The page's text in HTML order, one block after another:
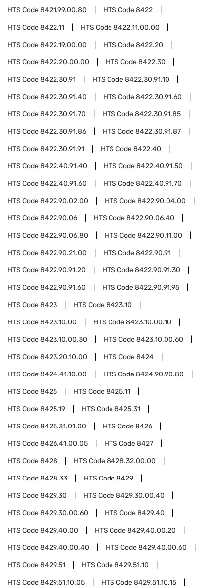
HTS Code8421.99.00.80 HTS Code8422
HTS Code8422.11 HTS Code8422.11.00.00
HTS Code8422.19.00.00 HTS Code8422.20
HTS Code8422.20.00.00 HTS Code8422.30
HTS Code8422.30.91 HTS Code8422.30.91.10
HTS Code8422.30.91.40 HTS Code8422.30.91.60
HTS Code8422.30.91.70 HTS Code8422.30.91.85
HTS Code8422.30.91.86 HTS Code8422.30.91.87
HTS Code8422.30.91.91 HTS Code8422.40
HTS Code8422.40.91.40 HTS Code8422.40.91.50
HTS Code8422.40.91.60 HTS Code8422.40.91.70
HTS Code8422.90.02.00 HTS Code8422.90.04.00
HTS Code8422.90.06 HTS Code8422.90.06.40
HTS Code8422.90.06.80 HTS Code8422.90.11.00
HTS Code8422.90.21.00 HTS Code8422.90.91
HTS Code8422.90.91.20 HTS Code8422.90.91.30
HTS Code8422.90.91.60 HTS Code8422.90.91.95
HTS Code8423 HTS Code8423.10
HTS Code8423.10.00 HTS Code8423.10.00.10
HTS Code8423.10.00.30 HTS Code8423.10.00.60
HTS Code8423.20.10.00 HTS Code8424
HTS Code8424.41.10.00 HTS Code8424.90.90.80
HTS Code8425 HTS Code8425.11
HTS Code8425.19 HTS Code8425.31
HTS Code8425.31.01.00 HTS Code8426
HTS Code8426.41.00.05 HTS Code8427
HTS Code8428 HTS Code8428.32.00.00
HTS Code8428.33 HTS Code8429
HTS Code8429.30 HTS Code8429.30.00.40
HTS Code8429.30.00.60 HTS Code8429.40
HTS Code8429.40.00 HTS Code8429.40.00.20
HTS Code8429.40.00.40 HTS Code8429.40.00.60
HTS Code8429.51 HTS Code8429.51.10
HTS Code8429.51.10.05 HTS Code8429.51.10.15